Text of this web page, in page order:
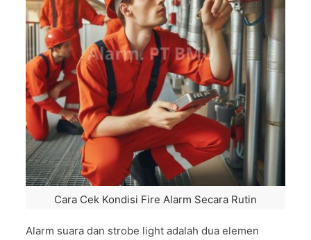
Cara Cek Kondisi Fire Alarm Secara Rutin
Alarm suara dan strobe light adalah dua elemen